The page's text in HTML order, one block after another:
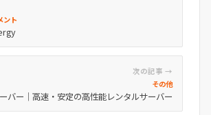
ント
次の記事 →
その他
バー｜高速・安定の高性能レンタルサーバー